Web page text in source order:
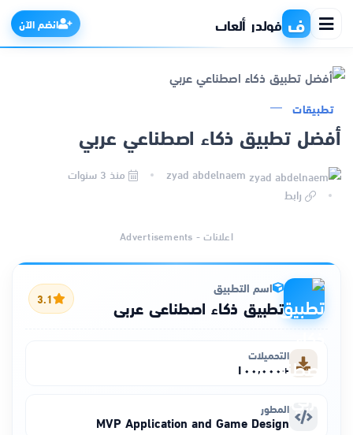
ف فولدر ألعاب انضم الآن
التطبيقات
ذكاء اصطناعي
تطبيقات
أفضل تطبيق ذكاء اصطناعي عربي
منذ 3 سنوات
رابط
اعلانات - Advertisements
اسم التطبيق
تطبيق ذكاء اصطناعي عربي 3.1
التحميلات
+١٠٠٬٠٠٠
المطور
MVP Application and Game Design